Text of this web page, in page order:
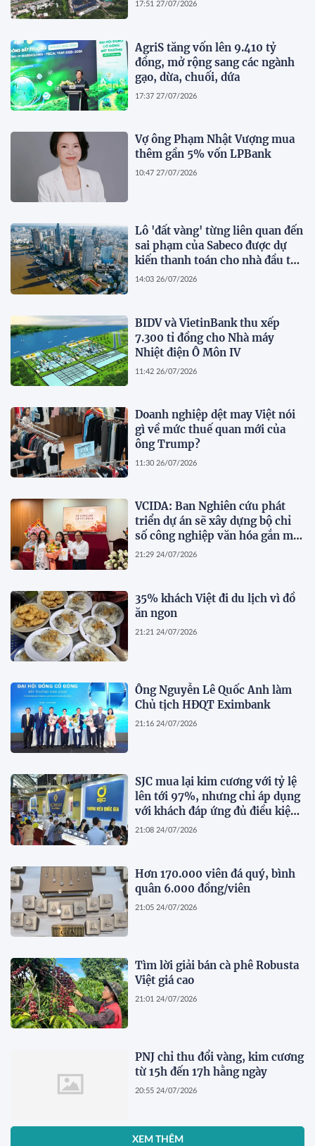
17:51 27/07/2026
AgriS tăng vốn lên 9.410 tỷ
đồng, mở rộng sang các ngành
gạo, dừa, chuối, dứa
17:37 27/07/2026
Vợ ông Phạm Nhật Vượng mua
thêm gần 5% vốn LPBank
10:47 27/07/2026
Lô 'đất vàng' từng liên quan đến
sai phạm của Sabeco được dự
kiến thanh toán cho nhà đầu tư
dự án cầu Cần Giờ
14:03 26/07/2026
BIDV và VietinBank thu xếp
7.300 tỉ đồng cho Nhà máy
Nhiệt điện Ô Môn IV
11:42 26/07/2026
Doanh nghiệp dệt may Việt nói
gì về mức thuế quan mới của
ông Trump?
11:30 26/07/2026
VCIDA: Ban Nghiên cứu phát
triển dự án sẽ xây dựng bộ chỉ
số công nghiệp văn hóa gắn mã
ngành kinh tế
21:29 24/07/2026
35% khách Việt đi du lịch vì đồ
ăn ngon
21:21 24/07/2026
Ông Nguyễn Lê Quốc Anh làm
Chủ tịch HĐQT Eximbank
21:16 24/07/2026
SJC mua lại kim cương với tỷ lệ
lên tới 97%, nhưng chỉ áp dụng
với khách đáp ứng đủ điều kiện
này
21:08 24/07/2026
Hơn 170.000 viên đá quý, bình
quân 6.000 đồng/viên
21:05 24/07/2026
Tìm lời giải bán cà phê Robusta
Việt giá cao
21:01 24/07/2026
PNJ chỉ thu đổi vàng, kim cương
từ 15h đến 17h hằng ngày
20:55 24/07/2026
XEM THÊM